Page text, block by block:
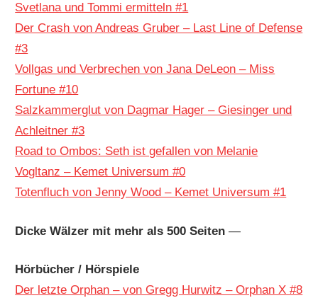
Svetlana und Tommi ermitteln #1
Der Crash von Andreas Gruber – Last Line of Defense
#3
Vollgas und Verbrechen von Jana DeLeon – Miss
Fortune #10
Salzkammerglut von Dagmar Hager – Giesinger und
Achleitner #3
Road to Ombos: Seth ist gefallen von Melanie
Vogltanz – Kemet Universum #0
Totenfluch von Jenny Wood – Kemet Universum #1
Dicke Wälzer mit mehr als 500 Seiten —
Hörbücher / Hörspiele
Der letzte Orphan – von Gregg Hurwitz – Orphan X #8